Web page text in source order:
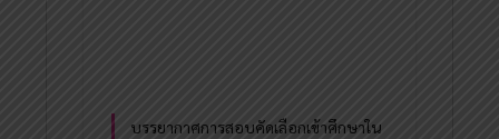
บรรยากาศการสอบคัดเลือกเข้าศึกษาใน